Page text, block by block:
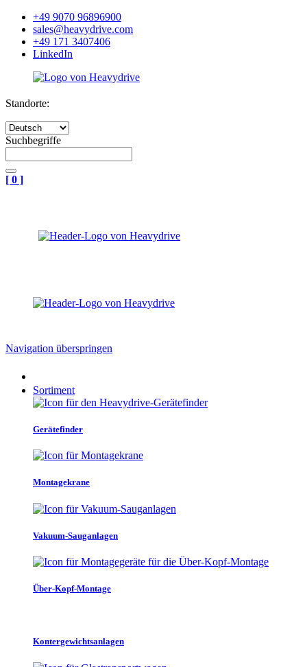
+49 9070 96896900
sales@heavydrive.com
+49 171 3407406
LinkedIn
Standorte:
Suchbegriffe
[ 0 ]
Navigation überspringen
Sortiment
Gerätefinder
Montagekrane
Vakuum-Sauganlagen
Über-Kopf-Montage
Kontergewichtsanlagen